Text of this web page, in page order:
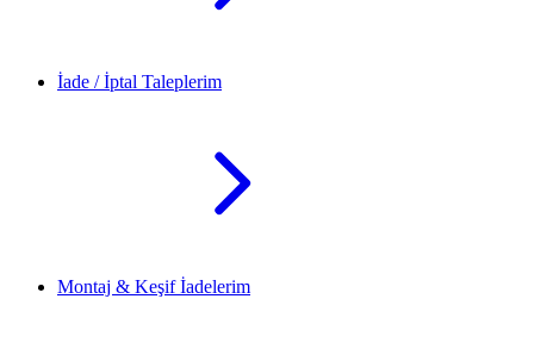
İade / İptal Taleplerim
Montaj & Keşif İadelerim